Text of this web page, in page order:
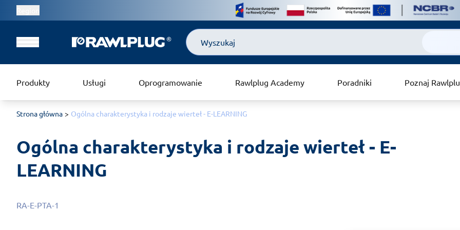
Szukaj
Produkty Usługi Oprogramowanie Rawlplug Academy Poradniki Poznaj
Strona główna Ogólna charakterystyka i rodzaje wierteł - E-LEARNING
Ogólna charakterystyka i rodzaje wierteł - E-
LEARNING
RA-E-PTA-1